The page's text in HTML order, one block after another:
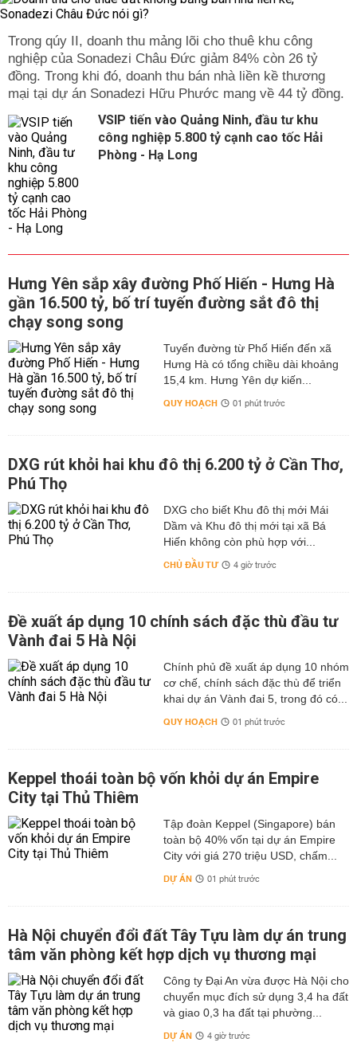
Trong qúy II, doanh thu mảng lõi cho thuê khu công
nghiệp của Sonadezi Châu Đức giảm 84% còn 26 tỷ
đồng. Trong khi đó, doanh thu bán nhà liền kề thương
mại tại dự án Sonadezi Hữu Phước mang về 44 tỷ đồng.
VSIP tiến vào Quảng Ninh, đầu tư khu
công nghiệp 5.800 tỷ cạnh cao tốc Hải
Phòng - Hạ Long
Hưng Yên sắp xây đường Phố Hiến - Hưng Hà
gần 16.500 tỷ, bố trí tuyến đường sắt đô thị
chạy song song
Tuyến đường từ Phố Hiến đến xã
Hưng Hà có tổng chiều dài khoảng
15,4 km. Hưng Yên dự kiến...
QUY HOẠCH 01 phút trước
DXG rút khỏi hai khu đô thị 6.200 tỷ ở Cần Thơ,
Phú Thọ
DXG cho biết Khu đô thị mới Mái
Dầm và Khu đô thị mới tại xã Bá
Hiến không còn phù hợp với...
CHỦ ĐẦU TƯ 4 giờ trước
Đề xuất áp dụng 10 chính sách đặc thù đầu tư
Vành đai 5 Hà Nội
Chính phủ đề xuất áp dụng 10 nhóm
cơ chế, chính sách đặc thù để triển
khai dự án Vành đai 5, trong đó có...
QUY HOẠCH 01 phút trước
Keppel thoái toàn bộ vốn khỏi dự án Empire
City tại Thủ Thiêm
Tập đoàn Keppel (Singapore) bán
toàn bộ 40% vốn tại dự án Empire
City với giá 270 triệu USD, chấm...
DỰ ÁN 01 phút trước
Hà Nội chuyển đổi đất Tây Tựu làm dự án trung
tâm văn phòng kết hợp dịch vụ thương mại
Công ty Đại An vừa được Hà Nội cho
chuyển mục đích sử dụng 3,4 ha đất
và giao 0,3 ha đất tại phường...
DỰ ÁN 4 giờ trước